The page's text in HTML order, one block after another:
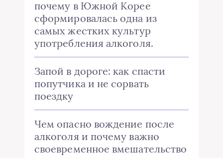
почему в Южной Корее
сформировалась одна из
самых жестких культур
употребления алкоголя.
Запой в дороге: как спасти
попутчика и не сорвать
поездку
Чем опасно вождение после
алкоголя и почему важно
своевременное вмешательство